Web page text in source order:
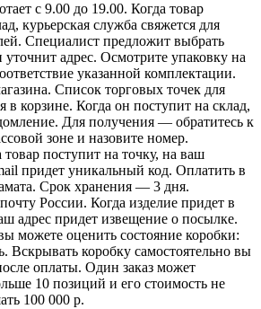
с 9.00 до 19.00. Когда товар
курьерская служба свяжется для
Специалист предложит выбрать
уточнит адрес. Осмотрите упаковку на
указанной комплектации.
Список торговых точек для
в корзине. Когда он поступит на склад,
Для получения — обратитесь к
зоне и назовите номер.
товар поступит на точку, на ваш
придет уникальный код. Оплатить в
Срок хранения — 3 дня.
России. Когда изделие придет в
адрес придет извещение о посылке.
можете оценить состояние коробки:
Вскрывать коробку самостоятельно вы
оплаты. Один заказ может
10 позиций и его стоимость не
100 000 р.